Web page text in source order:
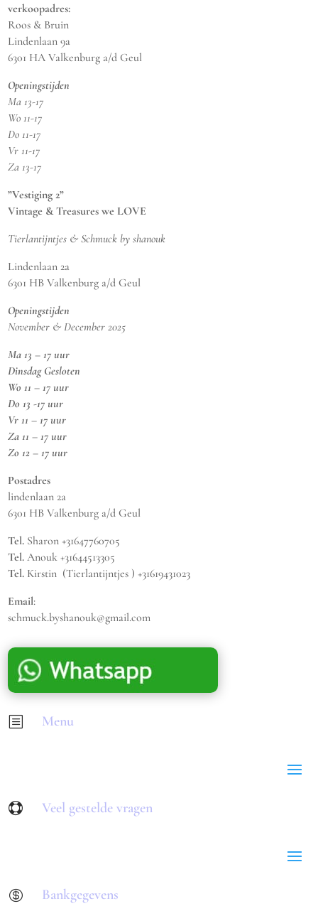
verkoopadres:
Roos & Bruin
Lindenlaan 9a
6301 HA Valkenburg a/d Geul
Openingstijden
Ma 13-17
Wo 11-17
Do 11-17
Vr 11-17
Za 13-17
”Vestiging 2”
Vintage & Treasures we LOVE
Tierlantijntjes & Schmuck by shanouk
Lindenlaan 2a
6301 HB Valkenburg a/d Geul
Openingstijden
November & December 2025
Ma 13 – 17 uur
Dinsdag Gesloten
Wo 11 – 17 uur
Do 13 -17 uur
Vr 11 – 17 uur
Za 11 – 17 uur
Zo 12 – 17 uur
Postadres
lindenlaan 2a
6301 HB Valkenburg a/d Geul
Tel. Sharon +31647760705
Tel. Anouk +31644513305
Tel. Kirstin (Tierlantijntjes ) +31619431023
Email:
schmuck.byshanouk@gmail.com
b Menu
 Veel gestelde vragen
 Bankgegevens